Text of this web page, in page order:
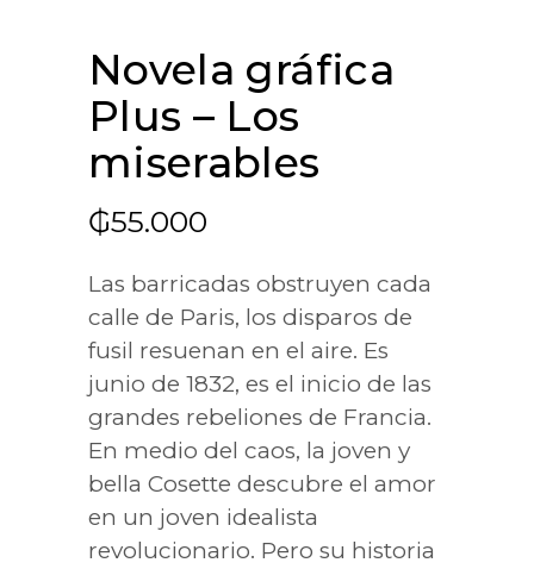
Novela gráfica
Plus – Los
miserables
₲55.000
Las barricadas obstruyen cada
calle de Paris, los disparos de
fusil resuenan en el aire. Es
junio de 1832, es el inicio de las
grandes rebeliones de Francia.
En medio del caos, la joven y
bella Cosette descubre el amor
en un joven idealista
revolucionario. Pero su historia